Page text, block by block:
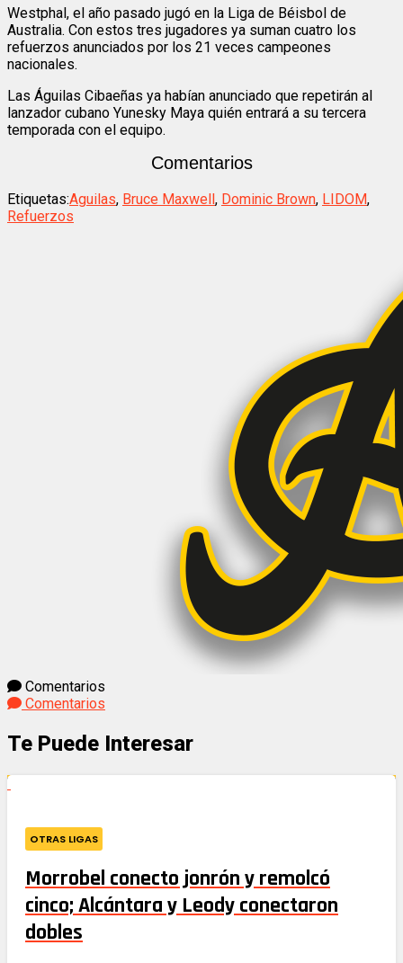
Westphal, el año pasado jugó en la Liga de Béisbol de
Australia. Con estos tres jugadores ya suman cuatro los
refuerzos anunciados por los 21 veces campeones
nacionales.
Las Águilas Cibaeñas ya habían anunciado que repetirán al
lanzador cubano Yunesky Maya quién entrará a su tercera
temporada con el equipo.
Comentarios
Etiquetas:Aguilas, Bruce Maxwell, Dominic Brown, LIDOM,
Refuerzos
Comentarios
Comentarios
Te Puede Interesar
OTRAS LIGAS
Morrobel conecto jonrón y remolcó
cinco; Alcántara y Leody conectaron
dobles